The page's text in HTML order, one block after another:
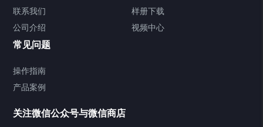
Chiller直冷控温机组
Heating Circulator加热循环器
联系我们
公司介绍
样册下载
视频中心
常见问题
操作指南
产品案例
关注微信公众号与微信商店